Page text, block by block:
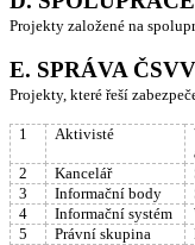
Projekty založené na
E. SPRÁVA ČSVV
Projekty, které řeší
1 Aktivisté
2
Kancelář
3
Informační body
4
Informační systém
5
Právní skupina